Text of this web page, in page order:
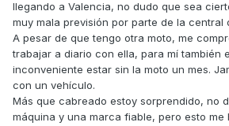
llegando a Valencia, no dudo que sea
muy mala previsión por parte de la central
A pesar de que tengo otra moto, me
trabajar a diario con ella, para mí también
inconveniente estar sin la moto un mes.
con un vehículo.
Más que cabreado estoy sorprendido, no
máquina y una marca fiable, pero esto me